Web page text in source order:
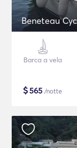
Beneteau
Barca a vela
$565 /notte